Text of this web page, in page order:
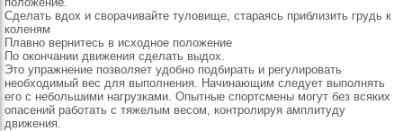
Сделать вдох и сворачивайте туловище, стараясь приблизить грудь к
коленям
Плавно вернитесь в исходное положение
По окончании движения сделать выдох.
Это упражнение позволяет удобно подбирать и регулировать
необходимый вес для выполнения. Начинающим следует выполнять
его с небольшими нагрузками. Опытные спортсмены могут без всяких
опасений работать с тяжелым весом, контролируя амплитуду
движения.